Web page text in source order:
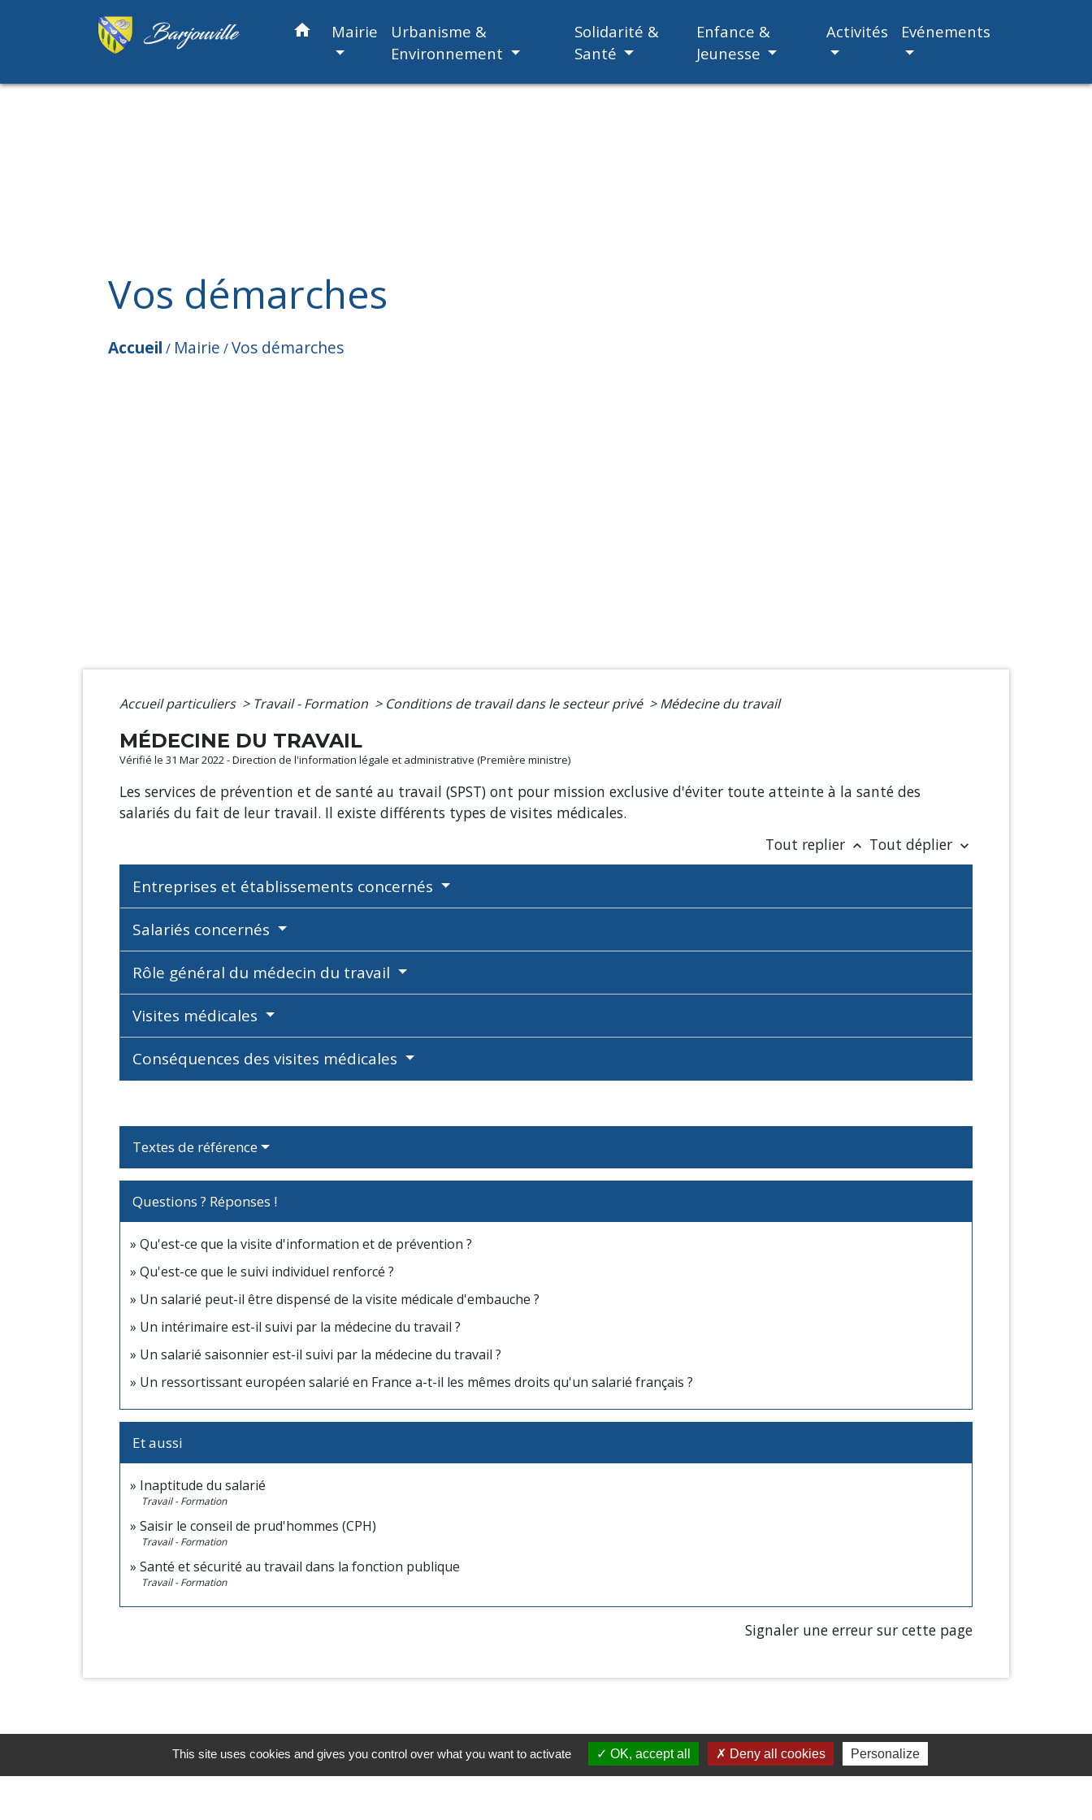
home Mairie
Urbanisme &
Environnement
Solidarité &
Santé
Enfance &
Jeunesse
Activités Evénements
Vos démarches
Accueil / Mairie /Vos démarches
Accueil particuliers > Travail - Formation > Conditions de travail dans le secteur privé > Médecine du travail
MÉDECINE DU TRAVAIL
Vérifié le 31 Mar 2022 - Direction de l'information légale et administrative (Première ministre)
Les services de prévention et de santé au travail (SPST) ont pour mission exclusive d'éviter toute atteinte à la santé des
salariés du fait de leur travail. Il existe différents types de visites médicales.
Tout replier keyboard_arrow_up Tout déplier keyboard_arrow_down
Entreprises et établissements concernés
Salariés concernés
Rôle général du médecin du travail
Visites médicales
Conséquences des visites médicales
Textes de référence
Questions ? Réponses !
Qu'est-ce que la visite d'information et de prévention ?
Qu'est-ce que le suivi individuel renforcé ?
Un salarié peut-il être dispensé de la visite médicale d'embauche ?
Un intérimaire est-il suivi par la médecine du travail ?
Un salarié saisonnier est-il suivi par la médecine du travail ?
Un ressortissant européen salarié en France a-t-il les mêmes droits qu'un salarié français ?
Et aussi
Inaptitude du salarié
Travail - Formation
Saisir le conseil de prud'hommes (CPH)
Travail - Formation
Santé et sécurité au travail dans la fonction publique
Travail - Formation
Signaler une erreur sur cette page
This site uses cookies and gives you control over what you want to activate OK, accept all Deny all cookies Personalize